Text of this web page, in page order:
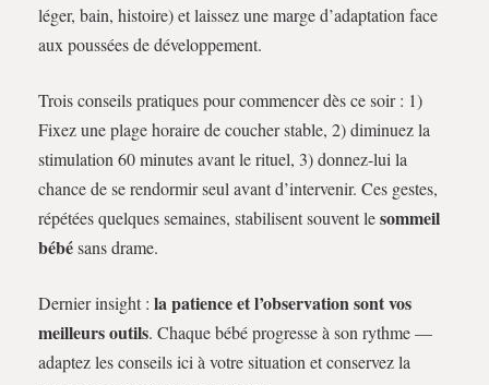
léger, bain, histoire) et laissez une marge d’adaptation face
aux poussées de développement.
Trois conseils pratiques pour commencer dès ce soir : 1)
Fixez une plage horaire de coucher stable, 2) diminuez la
stimulation 60 minutes avant le rituel, 3) donnez-lui la
chance de se rendormir seul avant d’intervenir. Ces gestes,
répétées quelques semaines, stabilisent souvent lesommeil
bébésans drame.
Dernier insight : la patience et l’observation sont vos
meilleurs outils. Chaque bébé progresse à son rythme —
adaptez les conseils ici à votre situation et conservez la